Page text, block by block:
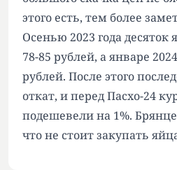
этого есть, тем более
Осенью 2023 года десяток
78-85 рублей, а январе
рублей. После этого
откат, и перед Пасхо-24
подешевели на 1%.
что не стоит закупать